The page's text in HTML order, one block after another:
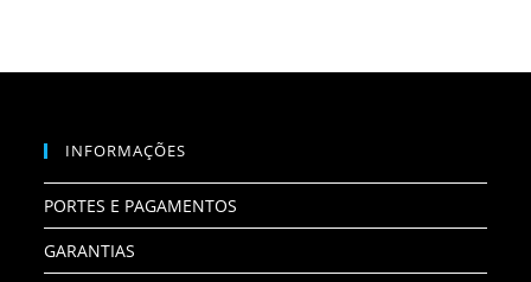
INFORMAÇÕES
PORTES E PAGAMENTOS
GARANTIAS